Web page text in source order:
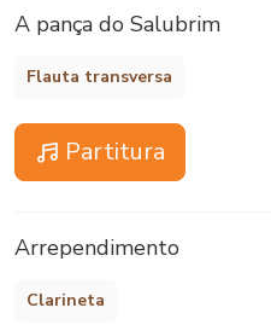
A pança do Salubrim
Flauta transversa
Partitura
Arrependimento
Clarineta